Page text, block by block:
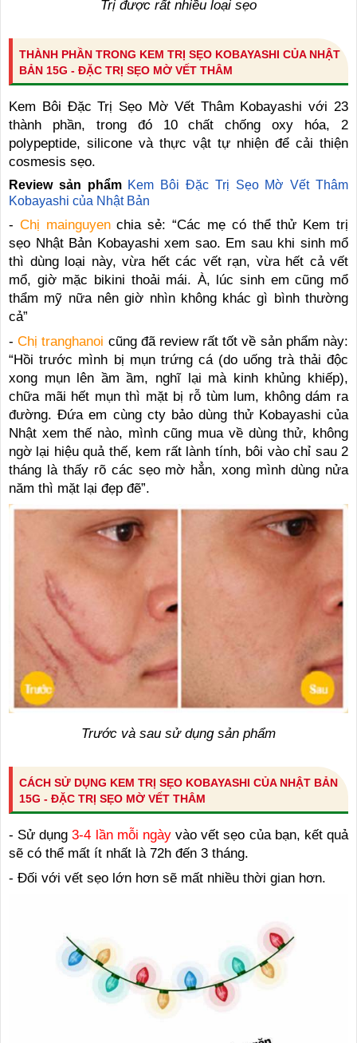
Trị được rất nhiều loại sẹo
THÀNH PHẦN TRONG KEM TRỊ SẸO KOBAYASHI CỦA NHẬT
BẢN 15G - ĐẶC TRỊ SẸO MỜ VẾT THÂM
Kem Bôi Đặc Trị Sẹo Mờ Vết Thâm Kobayashi với 23
thành phần, trong đó 10 chất chống oxy hóa, 2
polypeptide, silicone và thực vật tự nhiện để cải thiện
cosmesis sẹo.
Review sản phẩm Kem Bôi Đặc Trị Sẹo Mờ Vết Thâm
Kobayashi của Nhật Bản
- Chị mainguyenchia sẻ: “Các mẹ có thể thử Kem trị
sẹo Nhật Bản Kobayashi xem sao. Em sau khi sinh mổ
thì dùng loại này, vừa hết các vết rạn, vừa hết cả vết
mổ, giờ mặc bikini thoải mái. À, lúc sinh em cũng mổ
thẩm mỹ nữa nên giờ nhìn không khác gì bình thường
cả”
-Chị tranghanoi cũng đã review rất tốt về sản phẩm này:
“Hồi trước mình bị mụn trứng cá (do uống trà thải độc
xong mụn lên ầm ầm, nghĩ lại mà kinh khủng khiếp),
chữa mãi hết mụn thì mặt bị rỗ tùm lum, không dám ra
đường. Đứa em cùng cty bảo dùng thử Kobayashi của
Nhật xem thế nào, mình cũng mua về dùng thử, không
ngờ lại hiệu quả thế, kem rất lành tính, bôi vào chỉ sau 2
tháng là thấy rõ các sẹo mờ hẳn, xong mình dùng nửa
năm thì mặt lại đẹp đẽ”.
Trước và sau sử dụng sản phẩm
CÁCH SỬ DỤNG KEM TRỊ SẸO KOBAYASHI CỦA NHẬT BẢN
15G - ĐẶC TRỊ SẸO MỜ VẾT THÂM
- Sử dụng 3-4 lần mỗi ngàyvào vết sẹo của bạn, kết quả
sẽ có thể mất ít nhất là 72h đến 3 tháng.
- Đối với vết sẹo lớn hơn sẽ mất nhiều thời gian hơn.